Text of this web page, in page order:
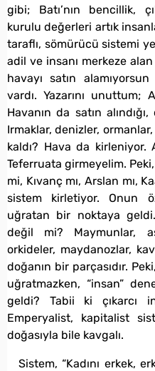
gibi; Batı’nın bencillik,
kurulu değerleri artık
taraflı, sömürücü sistemi
adil ve insanı merkeze
havayı satın
vardı. Yazarını unuttum;
Havanın da satın
Irmaklar, denizler,
kaldı? Hava da kirleniyor.
Teferruata girmeyelim.
mi, Kıvanç mı, Arslan mı,
sistem kirletiyor. Onun öz
uğratan bir noktaya
değil mi? Maymunlar,
orkideler, maydanozlar,
doğanın bir parçasıdır.
uğratmazken, “insan”
geldi? Tabii ki çıkarcı
Emperyalist, kapitalist
doğasıyla bile kavgalı.
Sistem, “Kadını erkek,